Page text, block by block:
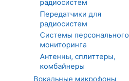
радиосистем
Передатчики для
радиосистем
Системы персонального
мониторинга
Антенны, сплиттеры,
комбайнеры
Вокальные микрофоны